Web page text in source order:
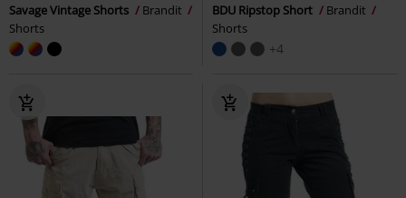
Savage Vintage Shorts
Brandit
Shorts
BDU Ripstop Short
Brandit
Shorts
+4